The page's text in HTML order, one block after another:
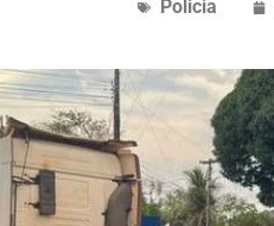
Policia